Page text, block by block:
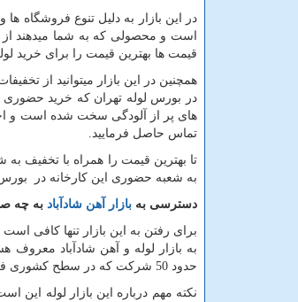
در این بازار به دلیل تنوع فروشگاه
است و محصولی که به شما میدهند از
قیمت ها بهترین قیمت را برای خرید
همچنین در این بازار میتوانید از
در بورس لوله تهران که خرید حضوری
های پر از آلودگی سخت شده است و
تماس حاصل فرمایید.
تا بهترین قیمت را همراه با تخفیف
به شعبه حضوری این کارخانه در بورس
دسترسی به بازار آهن شادآباد به چه
برای رفتن به این بازار تنها کافی
به بازار لوله و آهن شادآباد معروف
حدود 50 شرکت که در سطح کشوری فعالیت میکنند قرار دارند.
نکته مهم درباره این بازار لوله